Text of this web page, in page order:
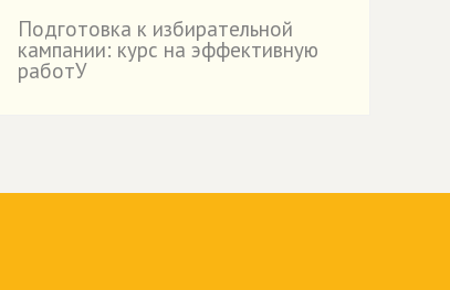
Подготовка к избирательной
кампании: курс на эффективную
работУ